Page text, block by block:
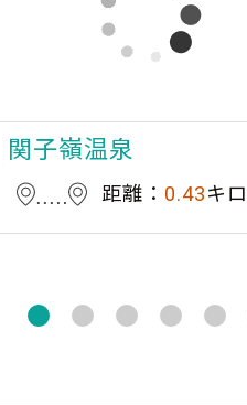
関子嶺温泉
距離： 0.43キロ